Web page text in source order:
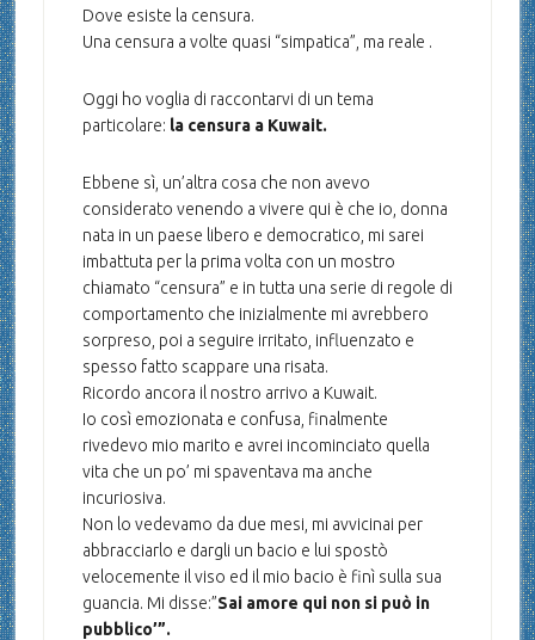
Dove esiste la censura.
Una censura a volte quasi “simpatica”, ma reale .
Oggi ho voglia di raccontarvi di un tema
particolare: la censura a Kuwait.
Ebbene sì, un’altra cosa che non avevo
considerato venendo a vivere qui è che io, donna
nata in un paese libero e democratico, mi sarei
imbattuta per la prima volta con un mostro
chiamato “censura” e in tutta una serie di regole di
comportamento che inizialmente mi avrebbero
sorpreso, poi a seguire irritato, influenzato e
spesso fatto scappare una risata.
Ricordo ancora il nostro arrivo a Kuwait.
Io così emozionata e confusa, finalmente
rivedevo mio marito e avrei incominciato quella
vita che un po’ mi spaventava ma anche
incuriosiva.
Non lo vedevamo da due mesi, mi avvicinai per
abbracciarlo e dargli un bacio e lui spostò
velocemente il viso ed il mio bacio è finì sulla sua
guancia. Mi disse:”Sai amore qui non si può in
pubblico’”.